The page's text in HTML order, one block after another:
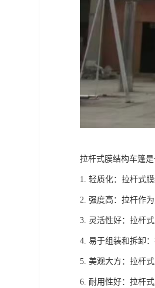
拉杆式膜结构车篷
1. 轻质化：拉杆式
2. 强度高：拉杆作
3. 灵活性好：拉杆
4. 易于组装和拆卸
5. 美观大方：拉杆
6. 耐用性好：拉杆